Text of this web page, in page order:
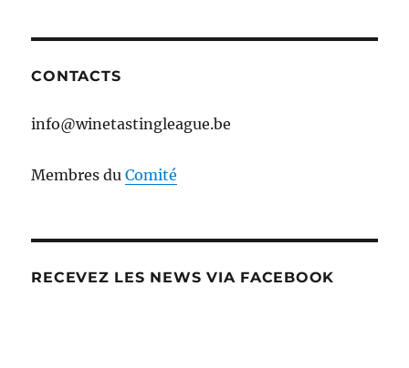
CONTACTS
info@winetastingleague.be
Membres duComité
RECEVEZ LES NEWS VIA FACEBOOK